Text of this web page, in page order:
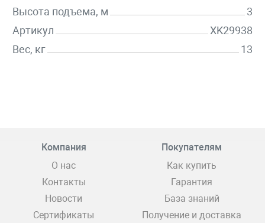
Высота подъема, м
3
Артикул
XK29938
Вес, кг
13
Компания
О нас
Контакты
Новости
Сертификаты
Покупателям
Как купить
Гарантия
База знаний
Получение и доставка